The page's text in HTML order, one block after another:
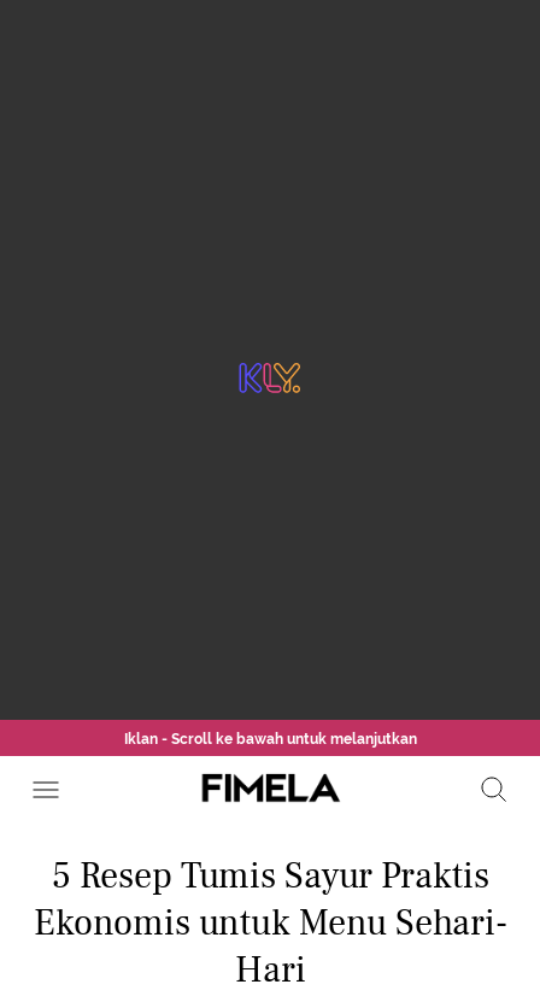
Iklan - Scroll ke bawah untuk melanjutkan
5 Resep Tumis Sayur Praktis
Ekonomis untuk Menu Sehari-
Hari